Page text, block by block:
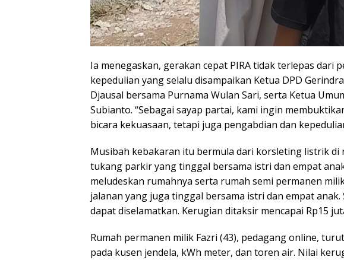
Ia menegaskan, gerakan cepat PIRA tidak terlepas dari
kepedulian yang selalu disampaikan Ketua DPD
Djausal bersama Purnama Wulan Sari, serta Ketua
Subianto. “Sebagai sayap partai, kami ingin
bicara kekuasaan, tetapi juga pengabdian dan
Musibah kebakaran itu bermula dari korsleting listrik di
tukang parkir yang tinggal bersama istri dan empat
meludeskan rumahnya serta rumah semi permanen
jalanan yang juga tinggal bersama istri dan empat
dapat diselamatkan. Kerugian ditaksir mencapai Rp15
Rumah permanen milik Fazri (43), pedagang online,
pada kusen jendela, kWh meter, dan toren air. Nilai